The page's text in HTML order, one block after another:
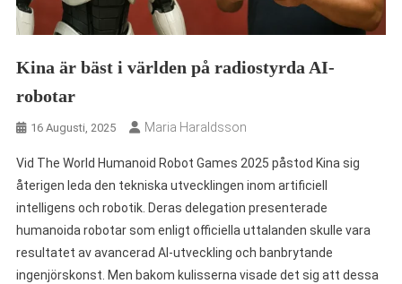
Kina är bäst i världen på radiostyrda AI-
robotar
16 Augusti, 2025 Maria Haraldsson
Vid The World Humanoid Robot Games 2025 påstod Kina sig
återigen leda den tekniska utvecklingen inom artificiell
intelligens och robotik. Deras delegation presenterade
humanoida robotar som enligt officiella uttalanden skulle vara
resultatet av avancerad AI-utveckling och banbrytande
ingenjörskonst. Men bakom kulisserna visade det sig att dessa